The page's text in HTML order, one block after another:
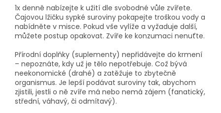
1x denně nabízejte k užití dle svobodné vůle zvířete.
Čajovou lžičku sypké suroviny pokapejte troškou vody a
nabídněte v misce. Pokud vše vylíže a vyžaduje další,
můžete postup opakovat. Zvíře ke konzumaci nenuťte.
Přírodní doplňky (suplementy) nepřidávejte do krmení
– nepoznáte, kdy už je tělo nepotřebuje. Což bývá
neekonomické (drahé) a zatěžuje to zbytečně
organismus. Je lepší podávat suroviny tak, abychom
zjistili, jestli o ně zvíře má nebo nemá zájem (fanatický,
střední, váhavý, či odmítavý).